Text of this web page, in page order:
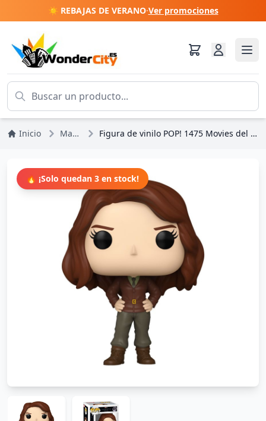
☀️ REBAJAS DE VERANO·Ver promociones
Inicio Marvel DC Comics Figura de vinilo POP! 1475 Movies del Universo Cinematográfico de Marvel (9 cm) CAFA Agente Carter
🔥 ¡Solo quedan 3 en stock!